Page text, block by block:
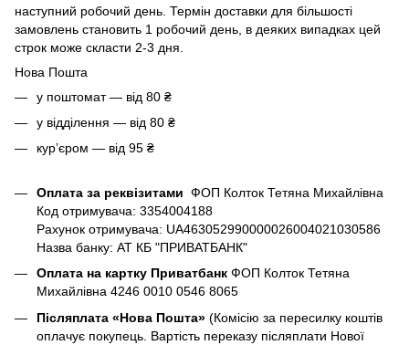
наступний робочий день. Термін доставки для більшості
замовлень становить 1 робочий день, в деяких випадках цей
строк може скласти 2-3 дня.
Нова Пошта
у поштомат — від 80 ₴
у відділення — від 80 ₴
курʼєром — від 95 ₴
Оплата за реквізитами ФОП Колток Тетяна Михайлівна
Код отримувача: 3354004188
Рахунок отримувача: UA463052990000026004021030586
Назва банку: АТ КБ "ПРИВАТБАНК"
Оплата на картку Приватбанк ФОП Колток Тетяна
Михайлівна 4246 0010 0546 8065
Післяплата «Нова Пошта» (Комісію за пересилку коштів
оплачує покупець. Вартість переказу післяплати Нової